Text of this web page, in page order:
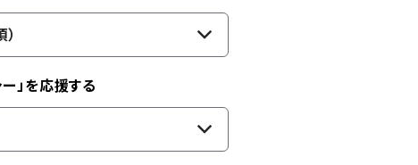
」を応援する